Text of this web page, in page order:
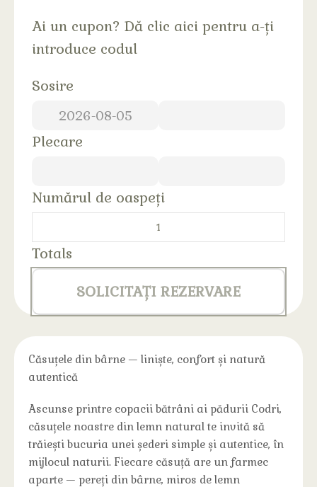
Ai un cupon? Dă clic aici pentru a-ți
introduce codul
Sosire
Plecare
Numărul de oaspeți
Totals
SOLICITAȚI REZERVARE
Căsuțele din bârne — liniște, confort și natură
autentică
Ascunse printre copacii bătrâni ai pădurii Codri,
căsuțele noastre din lemn natural te invită să
trăiești bucuria unei șederi simple și autentice, în
mijlocul naturii. Fiecare căsuță are un farmec
aparte — pereți din bârne, miros de lemn